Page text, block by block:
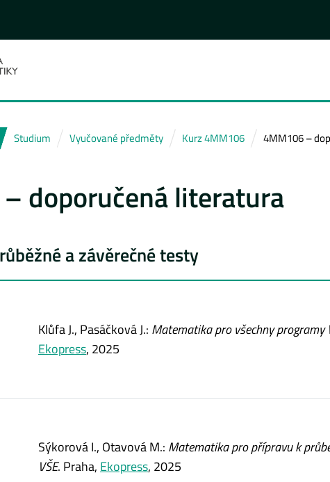
Studium Vyučované předměty Kurz 4MM106 4MM106 –
doporučená literatura
a závěrečné testy
Klůfa J., Pasáčková J.: Matematika pro všechny programy
Ekopress, 2025
Sýkorová I., Otavová M.: Matematika pro přípravu k
VŠE. Praha, Ekopress, 2025